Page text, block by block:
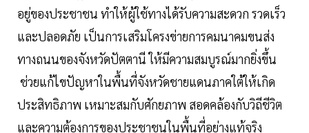
อยู่ของประชาชน ทำให้ผู้ใช้ทางได้รับความสะดวก รวดเร็ว
และปลอดภัย เป็นการเสริมโครงข่ายการคมนาคมขนส่ง
ทางถนนของจังหวัดปัตตานี ให้มีความสมบูรณ์มากยิ่งขึ้น
ช่วยแก้ไขปัญหาในพื้นที่จังหวัดชายแดนภาคใต้ให้เกิด
ประสิทธิภาพ เหมาะสมกับศักยภาพ สอดคล้องกับวิถีชีวิต
และความต้องการของประชาชนในพื้นที่อย่างแท้จริง